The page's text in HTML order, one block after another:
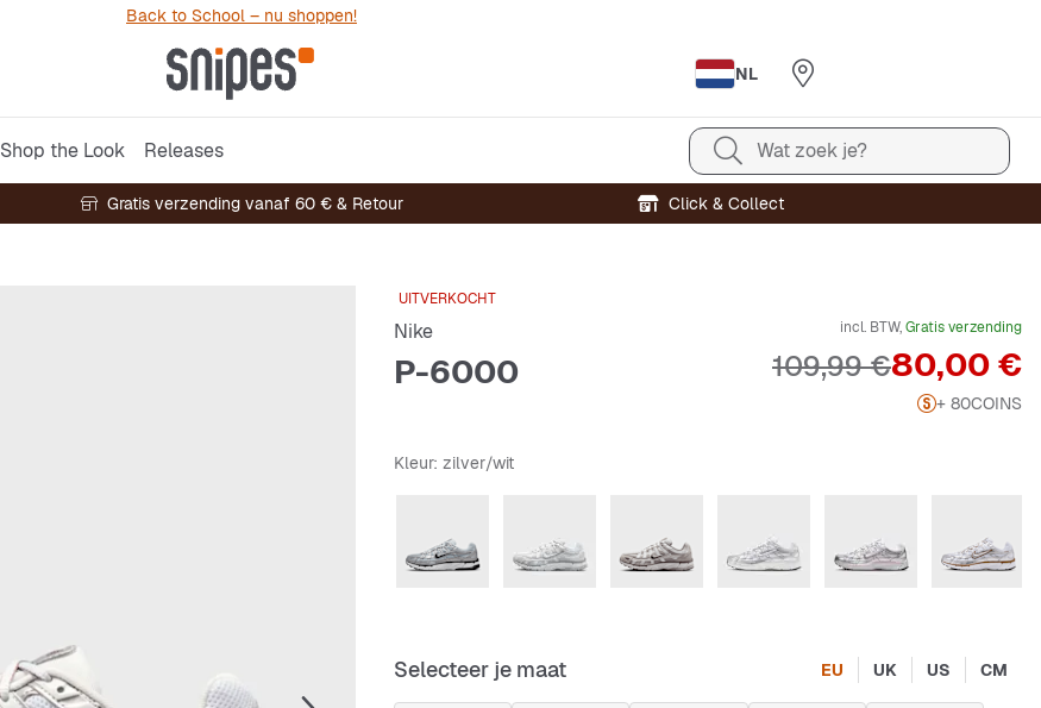
Back to School – nu shoppen!
NL
Shop the Look Releases Wat zoek je?
Gratis verzending vanaf 60 € & Retour Click & Collect
UITVERKOCHT
Nike
P-6000
incl. BTW,Gratis verzending
Prijs
80,00 €
Originele Prijs
109,99 €
+ 80COINS
Kleur: zilver/wit
Selecteer je maat EU UK US CM